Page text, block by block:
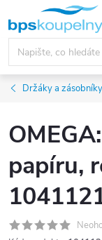
obsah
Držáky a
papíru,